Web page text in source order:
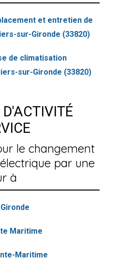
et entretien de
sur-Gironde (33820)
de climatisation
sur-Gironde (33820)
D'ACTIVITÉ
le changement
par une
à
Maritime
Maritime